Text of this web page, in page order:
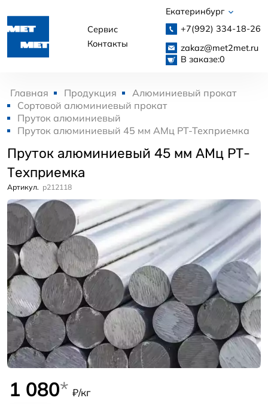
Сервис
Контакты
Екатеринбург
+7(992) 334-18-26
zakaz@met2met.ru
В заказе:0
Главная Продукция
Алюминиевый прокат
Сортовой алюминиевый прокат
Пруток алюминиевый
Пруток алюминиевый 45 мм АМц РТ-Техприемка
Пруток алюминиевый 45 мм АМц РТ-
Техприемка
Артикул. p212118
1 080* ₽/кг